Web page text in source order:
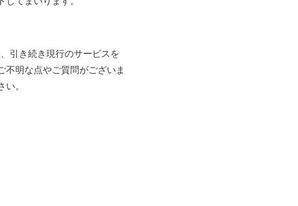
引き続き現行のサービスを
不明な点やご質問がございま
。